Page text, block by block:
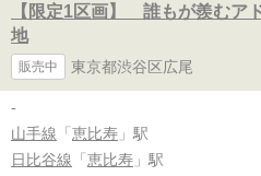
【限定1区画】 誰もが羨むア
地
販売中 東京都渋谷区広尾
-
山手線 「 恵比寿 」駅
日比谷線 「 恵比寿 」駅